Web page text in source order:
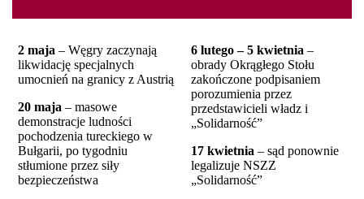
2 maja – Węgry zaczynają
likwidację specjalnych
umocnień na granicy z Austrią
20 maja – masowe
demonstracje ludności
pochodzenia tureckiego w
Bułgarii, po tygodniu
stłumione przez siły
bezpieczeństwa
6 lutego – 5 kwietnia –
obrady Okrągłego Stołu
zakończone podpisaniem
porozumienia przez
przedstawicieli władz i
„Solidarność”
17 kwietnia – sąd ponownie
legalizuje NSZZ
„Solidarność”